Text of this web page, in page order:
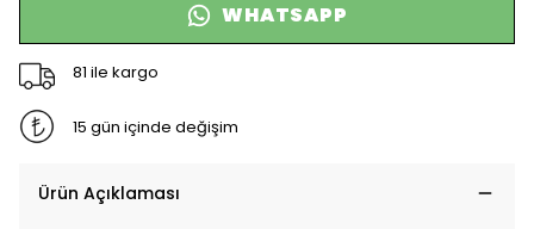
WHATSAPP
81 ile kargo
15 gün içinde değişim
Ürün Açıklaması